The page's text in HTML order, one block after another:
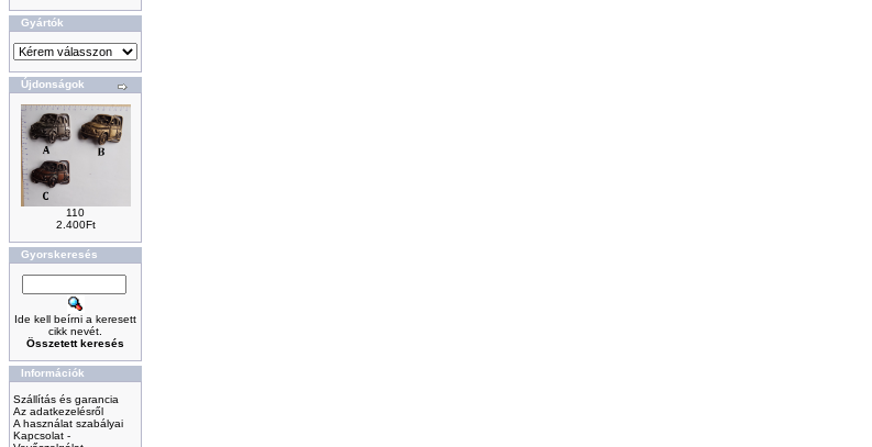
Gyártók
Újdonságok
110
2.400Ft
Gyorskeresés
Ide kell beírni a keresett
cikk nevét.
Összetett keresés
Információk
Szállítás és garancia
Az adatkezelésről
A használat szabályai
Kapcsolat -